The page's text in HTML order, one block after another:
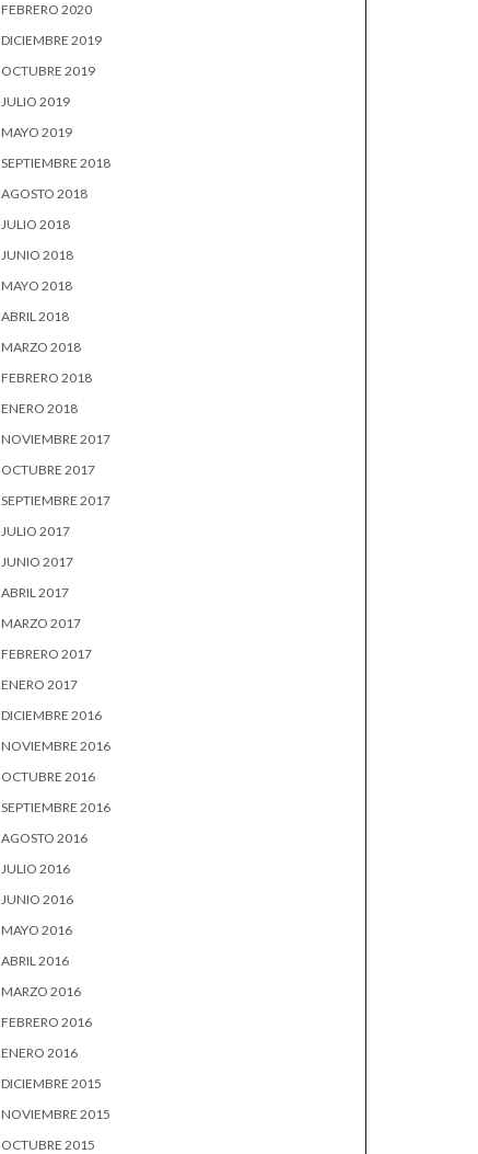
FEBRERO 2020
DICIEMBRE 2019
OCTUBRE 2019
JULIO 2019
MAYO 2019
SEPTIEMBRE 2018
AGOSTO 2018
JULIO 2018
JUNIO 2018
MAYO 2018
ABRIL 2018
MARZO 2018
FEBRERO 2018
ENERO 2018
NOVIEMBRE 2017
OCTUBRE 2017
SEPTIEMBRE 2017
JULIO 2017
JUNIO 2017
ABRIL 2017
MARZO 2017
FEBRERO 2017
ENERO 2017
DICIEMBRE 2016
NOVIEMBRE 2016
OCTUBRE 2016
SEPTIEMBRE 2016
AGOSTO 2016
JULIO 2016
JUNIO 2016
MAYO 2016
ABRIL 2016
MARZO 2016
FEBRERO 2016
ENERO 2016
DICIEMBRE 2015
NOVIEMBRE 2015
OCTUBRE 2015